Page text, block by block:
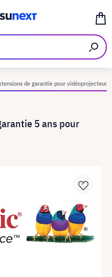
de garantie pour vidéoprojecteur
5 ans pour